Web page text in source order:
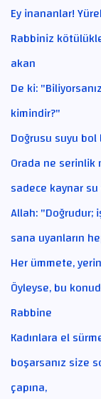
Ey inananlar!
Rabbiniz
akan
De ki:
kimindir?"
Doğrusu suyu
Orada ne
sadece kaynar su
Allah: "Doğrudur;
sana uyanların
Her ümmete,
Öyleyse, bu
Rabbine
Kadınlara el
boşarsanız size
çapına,